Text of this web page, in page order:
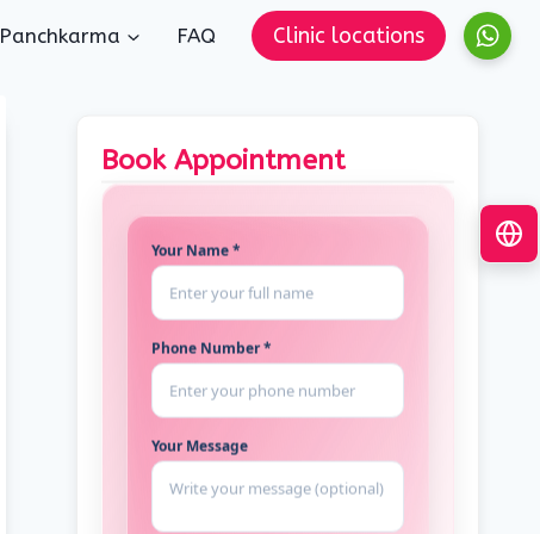
Panchkarma FAQ Clinic locations
Book Appointment
Your Name *
Phone Number *
Your Message